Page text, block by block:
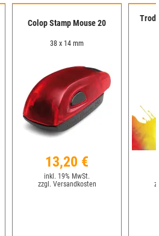
Colop Stamp Mouse 20
38 x 14 mm
13,20 €
inkl. 19% MwSt.
zzgl. Versandkosten